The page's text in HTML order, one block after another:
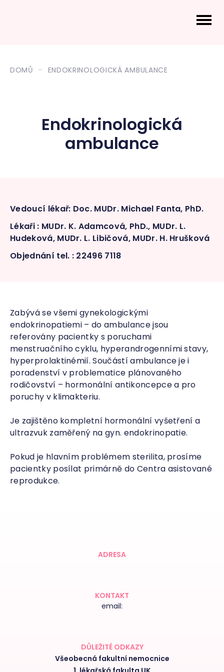
DOMŮ ENDOKRINOLOGICKÁ AMBULANCE
Endokrinologická
ambulance
Vedoucí lékař: Doc. MUDr. Michael Fanta, PhD.
Lékaři : MUDr. K. Adamcová, PhD., MUDr. L.
Hudeková, MUDr. L. Libičová, MUDr. H. Hrušková
Objednání tel. : 22496 7118
Zabývá se všemi gynekologickými
endokrinopatiemi – do ambulance jsou
referovány pacientky s poruchami
menstruačního cyklu, hyperandrogenními stavy,
hyperprolaktinémií. Součástí ambulance je i
poradenství v problematice plánovaného
rodičovství – hormonální antikoncepce a pro
poruchy v klimakteriu.
Je zajištěno kompletní hormonální vyšetření a
ultrazvuk zaměřený na gyn. endokrinopatie.
Pokud je hlavním problémem sterilita, prosíme
pacientky posílat primárně do Centra asistované
reprodukce.
ADRESA
KONTAKT
email:
DŮLEŽITÉ ODKAZY
Všeobecná fakultní nemocnice